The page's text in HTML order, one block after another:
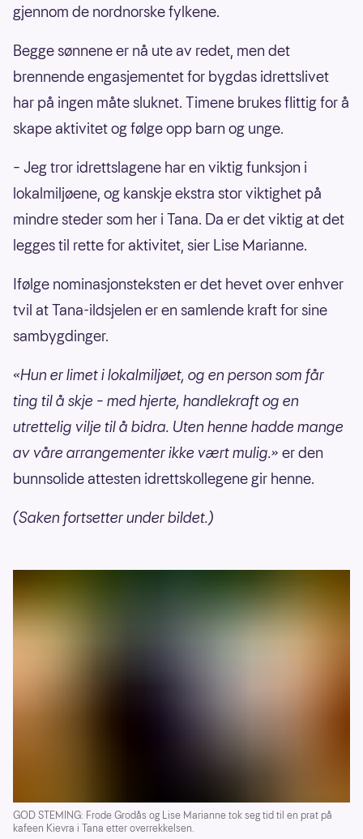
gjennom de nordnorske fylkene.
Begge sønnene er nå ute av redet, men det
brennende engasjementet for bygdas idrettslivet
har på ingen måte sluknet. Timene brukes flittig for å
skape aktivitet og følge opp barn og unge.
– Jeg tror idrettslagene har en viktig funksjon i
lokalmiljøene, og kanskje ekstra stor viktighet på
mindre steder som her i Tana. Da er det viktig at det
legges til rette for aktivitet, sier Lise Marianne.
Ifølge nominasjonsteksten er det hevet over enhver
tvil at Tana-ildsjelen er en samlende kraft for sine
sambygdinger.
«Hun er limet i lokalmiljøet, og en person som får
ting til å skje – med hjerte, handlekraft og en
utrettelig vilje til å bidra. Uten henne hadde mange
av våre arrangementer ikke vært mulig.» er den
bunnsolide attesten idrettskollegene gir henne.
(Saken fortsetter under bildet.)
GOD STEMING: Frode Grodås og Lise Marianne tok seg tid til en prat på
kafeen Kievra i Tana etter overrekkelsen.